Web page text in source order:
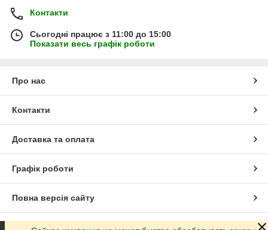
Контакти
Сьогодні працює з 11:00 до 15:00
Показати весь графік роботи
Про нас
Контакти
Доставка та оплата
Графік роботи
Повна версія сайту
Сайт створено на маркетплейсі Prom.ua